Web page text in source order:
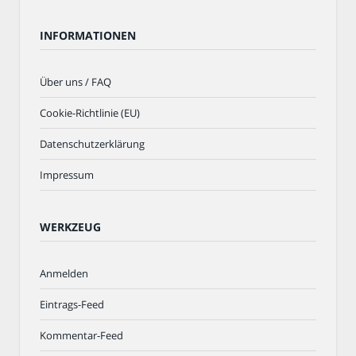
INFORMATIONEN
Über uns / FAQ
Cookie-Richtlinie (EU)
Datenschutzerklärung
Impressum
WERKZEUG
Anmelden
Eintrags-Feed
Kommentar-Feed